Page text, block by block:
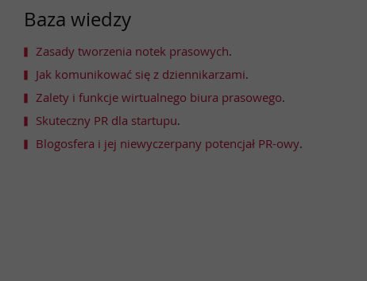
Baza wiedzy
Zasady tworzenia notek prasowych.
Jak komunikować się z dziennikarzami.
Zalety i funkcje wirtualnego biura prasowego.
Skuteczny PR dla startupu.
Blogosfera i jej niewyczerpany potencjał PR-owy.